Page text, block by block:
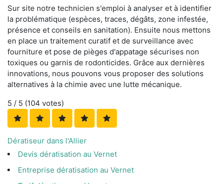
Sur site notre technicien s'emploi à analyser et à identifier
la problématique (espèces, traces, dégâts, zone infestée,
présence et conseils en sanitation). Ensuite nous mettons
en place un traitement curatif et de surveillance avec
fourniture et pose de pièges d'appatage sécurises non
toxiques ou garnis de rodonticides. Grâce aux dernières
innovations, nous pouvons vous proposer des solutions
alternatives à la chimie avec une lutte mécanique.
5 / 5 (104 votes)
Dératiseur dans l'Allier
Devis dératisation au Vernet
Entreprise dératisation au Vernet